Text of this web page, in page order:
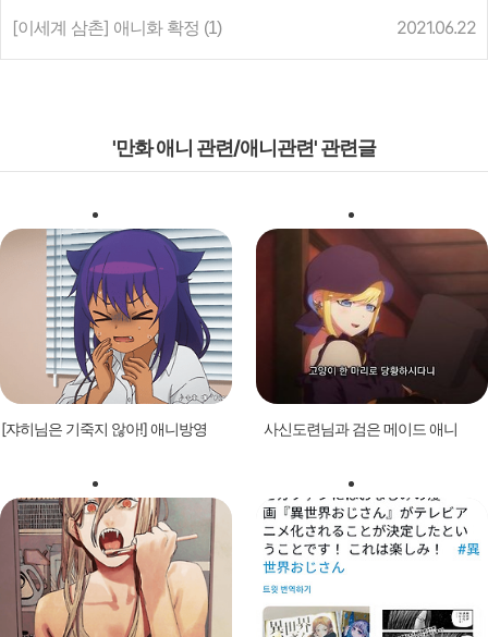
[이세계 삼촌] 애니화 확정 (1) 2021.06.22
'만화 애니 관련/애니관련' 관련글
[쟈히님은 기죽지 않아!] 애니방영 사신도련님과 검은 메이드 애니